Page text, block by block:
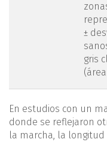
±
gris
En estudios con un
donde se reflejaron
la marcha, la